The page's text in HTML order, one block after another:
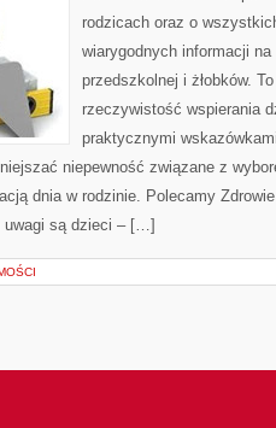
rodzicach oraz o
wiarygodnych informacji
przedszkolnej i żłobków.
rzeczywistość wspierania
praktycznymi
niepewność związane z
dnia w rodzinie. Polecamy
uwagi są dzieci – […]